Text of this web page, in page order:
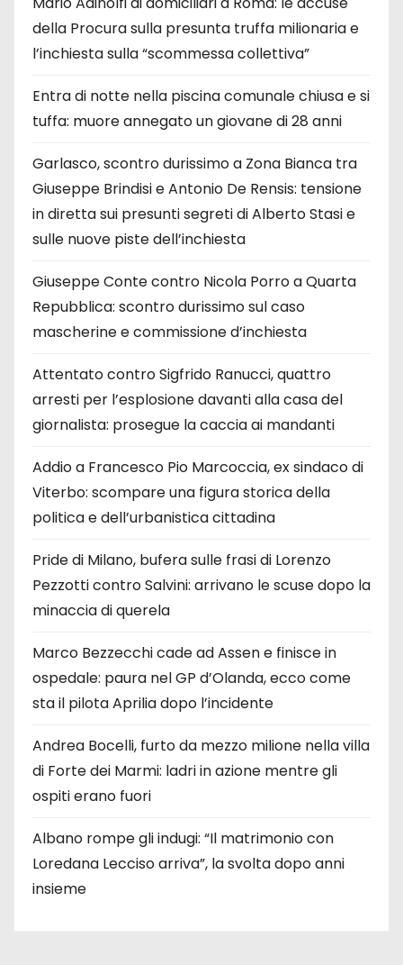
della Procura sulla presunta truffa milionaria e
l’inchiesta sulla “scommessa collettiva”
Entra di notte nella piscina comunale chiusa e si
tuffa: muore annegato un giovane di 28 anni
Garlasco, scontro durissimo a Zona Bianca tra
Giuseppe Brindisi e Antonio De Rensis: tensione
in diretta sui presunti segreti di Alberto Stasi e
sulle nuove piste dell’inchiesta
Giuseppe Conte contro Nicola Porro a Quarta
Repubblica: scontro durissimo sul caso
mascherine e commissione d’inchiesta
Attentato contro Sigfrido Ranucci, quattro
arresti per l’esplosione davanti alla casa del
giornalista: prosegue la caccia ai mandanti
Addio a Francesco Pio Marcoccia, ex sindaco di
Viterbo: scompare una figura storica della
politica e dell’urbanistica cittadina
Pride di Milano, bufera sulle frasi di Lorenzo
Pezzotti contro Salvini: arrivano le scuse dopo la
minaccia di querela
Marco Bezzecchi cade ad Assen e finisce in
ospedale: paura nel GP d’Olanda, ecco come
sta il pilota Aprilia dopo l’incidente
Andrea Bocelli, furto da mezzo milione nella villa
di Forte dei Marmi: ladri in azione mentre gli
ospiti erano fuori
Albano rompe gli indugi: “Il matrimonio con
Loredana Lecciso arriva”, la svolta dopo anni
insieme